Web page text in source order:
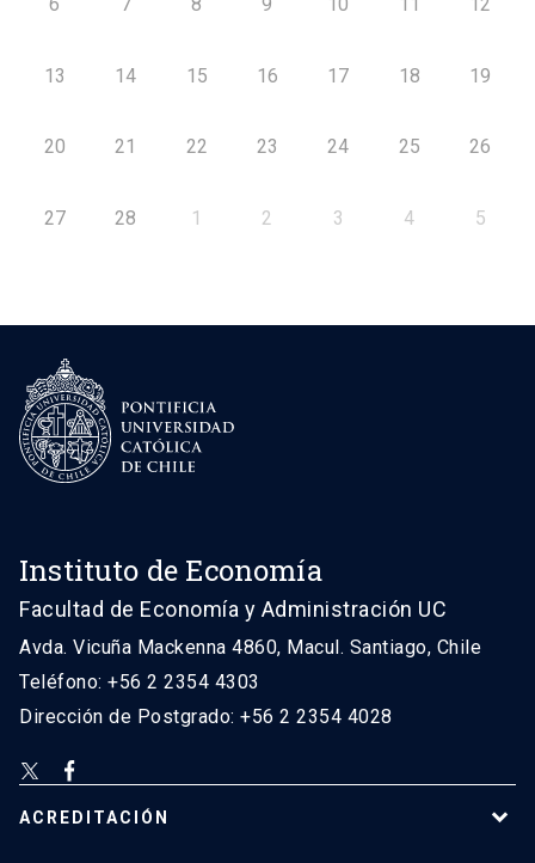
13 14 15 16 17 18 19
20 21 22 23 24 25 26
27 28 1 2 3 4 5
Instituto de Economía
Facultad de Economía y Administración UC
Avda. Vicuña Mackenna 4860, Macul. Santiago, Chile
Teléfono: +56 2 2354 4303
Dirección de Postgrado: +56 2 2354 4028
ACREDITACIÓN